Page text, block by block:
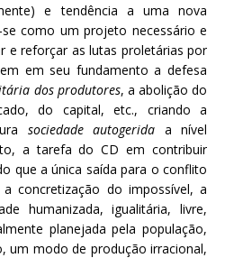
e tendência a uma nova
como um projeto necessário e
e reforçar as lutas proletárias por
em seu fundamento a defesa
dos produtores, a abolição do
do capital, etc., criando a
sociedade autogerida a nível
a tarefa do CD em contribuir
que a única saída para o conflito
concretização do impossível, a
humanizada, igualitária, livre,
planejada pela população,
um modo de produção irracional,